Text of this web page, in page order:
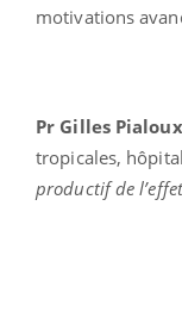
motivations
Pr Gilles Pialoux
tropicales,
productif de